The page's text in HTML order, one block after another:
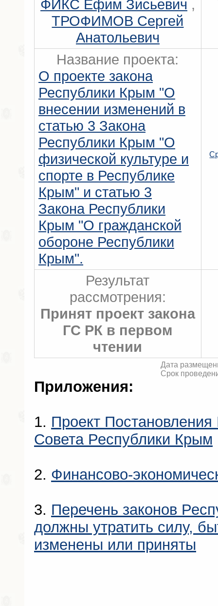
ФИКС Ефим Зисьевич ,
ТРОФИМОВ Сергей
Анатольевич
Название проекта:
О проекте закона
Республики Крым "О
внесении изменений в
статью 3 Закона
Республики Крым "О
физической культуре и
спорте в Республике
Крым" и статью 3
Закона Республики
Крым "О гражданской
обороне Республики
Крым".
Результат
рассмотрения:
Принят проект закона
ГС РК в первом
чтении
Дата
Срок
Приложения:
1. Проект Постановления
Совета Республики Крым
2. Финансово-
3. Перечень законов
должны утратить силу,
изменены или приняты